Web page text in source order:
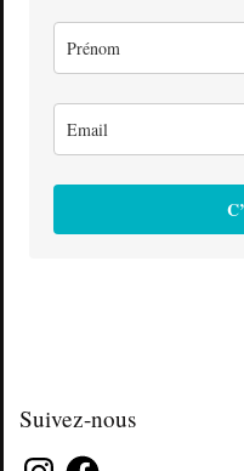
Suivez-nous
InstagramFacebook